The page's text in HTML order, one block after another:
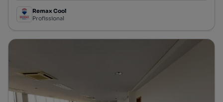
Remax Cool
Profissional